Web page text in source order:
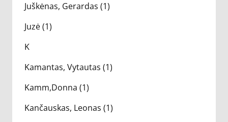
Juškėnas, Gerardas (1)
Juzė (1)
K
Kamantas, Vytautas (1)
Kamm,Donna (1)
Kančauskas, Leonas (1)